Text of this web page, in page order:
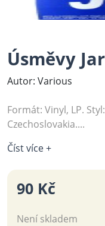
Úsměvy
Autor: Various
Formát: Vinyl, LP.
Czechoslovakia....
Číst více +
90 Kč
Není skladem